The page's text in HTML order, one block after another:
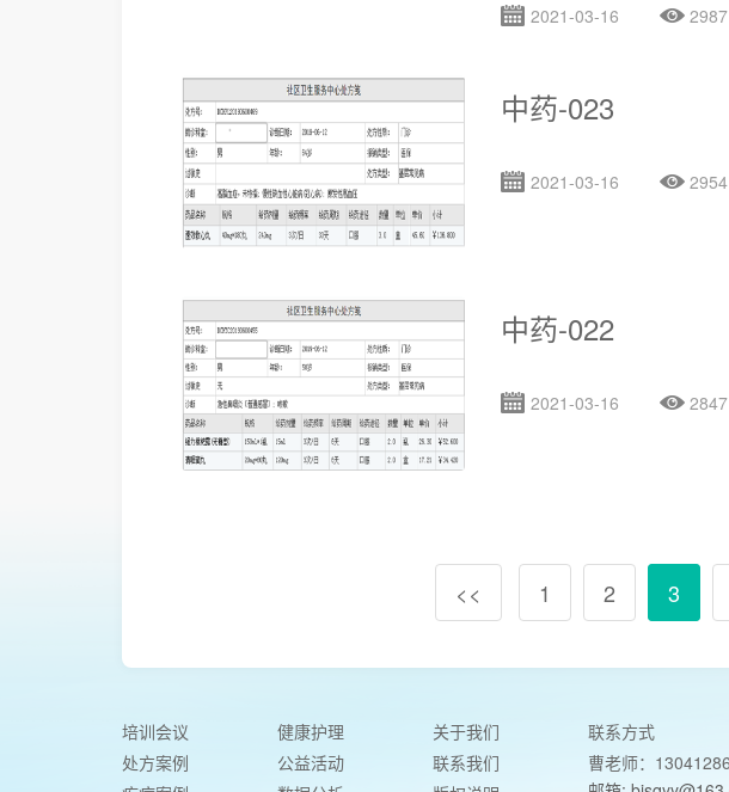
2021-03-16 2987
中药-023
2021-03-16 2954
中药-022
2021-03-16 2847
<< 1 2 3
培训会议
处方案例
健康护理
公益活动
关于我们
联系我们
联系方式
曹老师：